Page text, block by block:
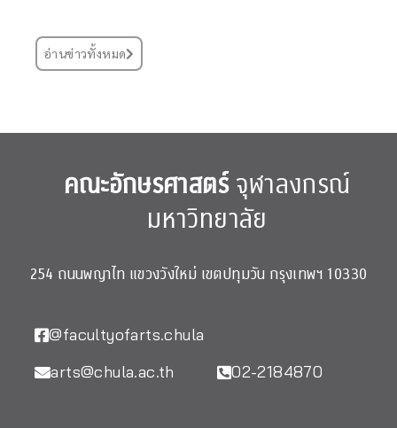
อ่านข่าวทั้งหมด
คณะอักษรศาสตร์จุฬาลงกรณ์
มหาวิทยาลัย
254 ถนนพญาไท แขวงวังใหม่ เขตปทุมวัน กรุงเทพฯ 10330
@facultyofarts.chula
arts@chula.ac.th
02-2184870